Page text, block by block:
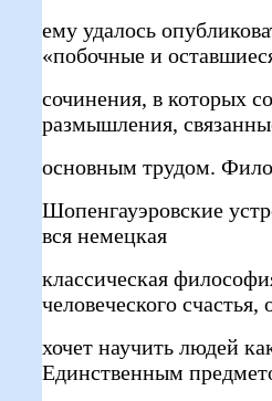
ему удалось
«побочные и
сочинения, в которых
размышления,
основным трудом.
Шопенгауэровские
вся немецкая
классическая
человеческого счастья,
хочет научить людей
Единственным